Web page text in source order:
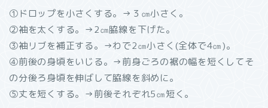
①ドロップを小さくする。→３㎝小さく。
②袖を太くする。→2㎝脇線を下げた。
③袖リブを補正する。→わで2㎝小さく(全体で4㎝)。
④前後の身頃をいじる。→前身ごろの裾の幅を短くしてそ
の分後ろ身頃を伸ばして脇線を斜めに。
⑤丈を短くする。→前後それぞれ5㎝短く。